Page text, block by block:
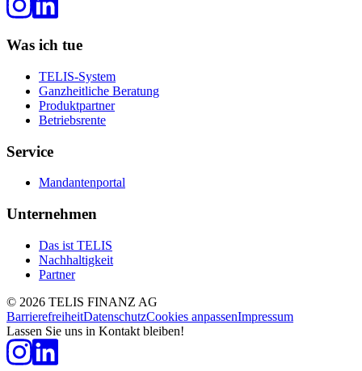
Was ich tue
TELIS-System
Ganzheitliche Beratung
Produktpartner
Betriebsrente
Service
Mandantenportal
Unternehmen
Das ist TELIS
Nachhaltigkeit
Partner
© 2026 TELIS FINANZ AG
BarrierefreiheitDatenschutzCookies anpassenImpressum
Lassen Sie uns in Kontakt bleiben!